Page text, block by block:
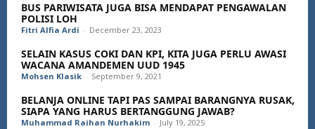
BUS PARIWISATA JUGA BISA MENDAPAT PENGAWALAN
POLISI LOH
Fitri Alfia Ardi - December 23, 2023
SELAIN KASUS COKI DAN KPI, KITA JUGA PERLU AWASI
WACANA AMANDEMEN UUD 1945
Mohsen Klasik - September 9, 2021
BELANJA ONLINE TAPI PAS SAMPAI BARANGNYA RUSAK,
SIAPA YANG HARUS BERTANGGUNG JAWAB?
Muhammad Raihan Nurhakim - July 19, 2025